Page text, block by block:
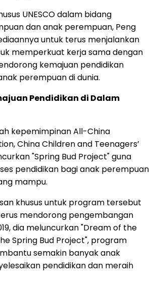
UNESCO dalam bidang
dan anak perempuan, Peng
untuk terus menjalankan
memperkuat kerja sama dengan
kemajuan pendidikan
perempuan di dunia.
Pendidikan di Dalam
kepemimpinan All-China
China Children and Teenagers’
"Spring Bud Project" guna
pendidikan bagi anak perempuan
mampu.
khusus untuk program tersebut
mendorong pengembangan
dia meluncurkan "Dream of the
Spring Bud Project", program
semakin banyak anak
pendidikan dan meraih